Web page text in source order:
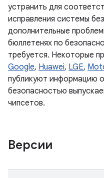
устранить для
исправления системы
дополнительные
бюллетенях по
требуется. Некоторые
Google, Huawei, LGE,
публикуют информацию
безопасностью
чипсетов.
Версии